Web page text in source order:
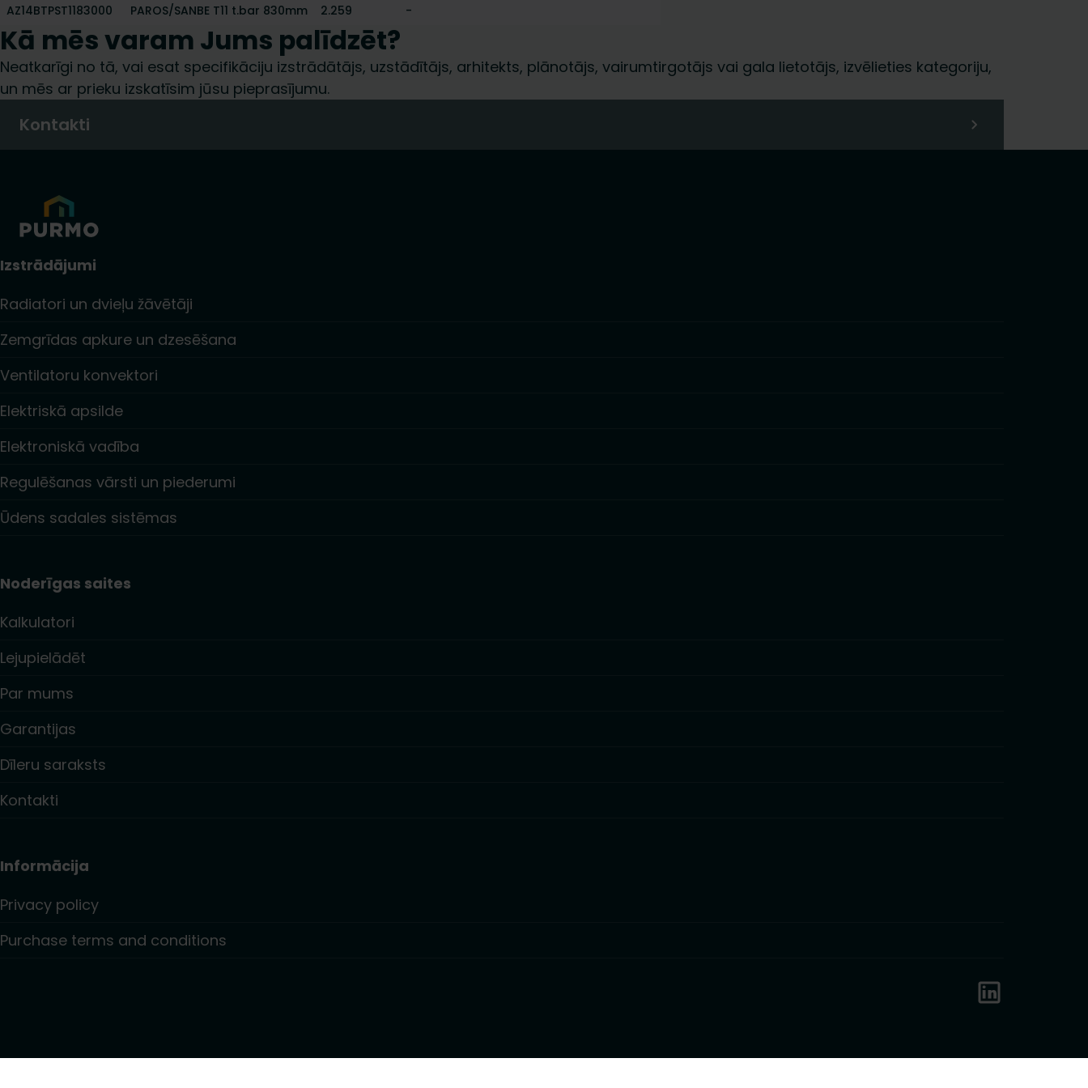
AZ14BTPST1183000
PAROS/SANBE T11 t.bar 830mm 2.259 -
Kā mēs varam Jums palīdzēt?
Neatkarīgi no tā, vai esat specifikāciju izstrādātājs, uzstādītājs, arhitekts, plānotājs, vairumtirgotājs vai gala lietotājs, izvēlieties kategoriju,
un mēs ar prieku izskatīsim jūsu pieprasījumu.
Kontakti
Izstrādājumi
Radiatori un dvieļu žāvētāji
Zemgrīdas apkure un dzesēšana
Ventilatoru konvektori
Elektriskā apsilde
Elektroniskā vadība
Regulēšanas vārsti un piederumi
Ūdens sadales sistēmas
Noderīgas saites
Kalkulatori
Lejupielādēt
Par mums
Garantijas
Dīleru saraksts
Kontakti
Informācija
Privacy policy
Purchase terms and conditions